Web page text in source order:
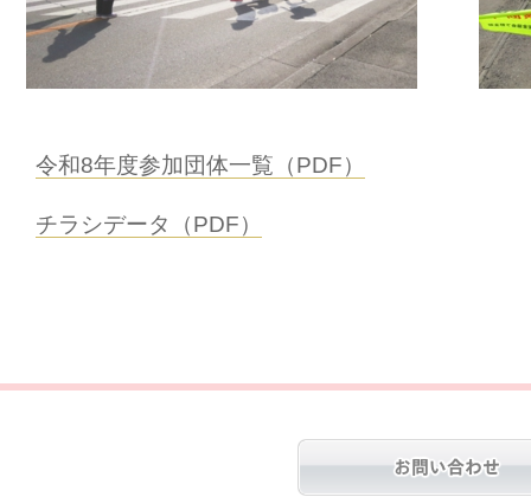
令和8年度参加団体一覧（PDF）
チラシデータ（PDF）